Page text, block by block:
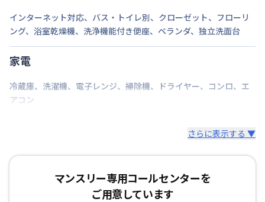
次回更新日
情報更新日より14日以内
情報更新日
インターネット対応、 バス・トイレ別、 クローゼット、 フローリ
ング、 浴室乾燥機、 洗浄機能付き便座、 ベランダ、 独立洗面台
家電
冷蔵庫、 洗濯機、 電子レンジ、 掃除機、 ドライヤー、 コンロ、 エ
アコン
さらに表示する ▼
マンスリー専用コールセンターを
ご用意しています